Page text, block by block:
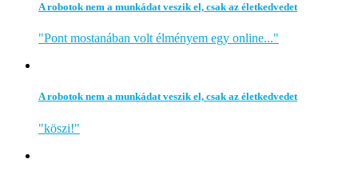
A robotok nem a munkádat veszik el, csak az életkedvedet
"Pont mostanában volt élményem egy online..."
A robotok nem a munkádat veszik el, csak az életkedvedet
"köszi!"